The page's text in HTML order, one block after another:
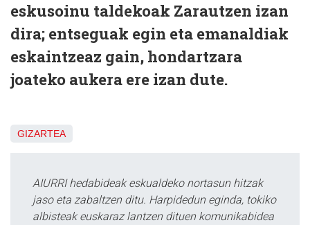
eskusoinu taldekoak Zarautzen izan
dira; entseguak egin eta emanaldiak
eskaintzeaz gain, hondartzara
joateko aukera ere izan dute.
GIZARTEA
AIURRI hedabideak eskualdeko nortasun hitzak
jaso eta zabaltzen ditu. Harpidedun eginda, tokiko
albisteak euskaraz lantzen dituen komunikabidea